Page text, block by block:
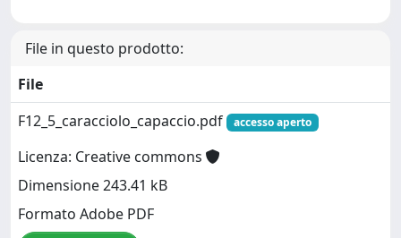
File in questo prodotto:
File
F12_5_caracciolo_capaccio.pdf
accesso aperto
Licenza: Creative commons
Dimensione 243.41 kB
Formato Adobe PDF